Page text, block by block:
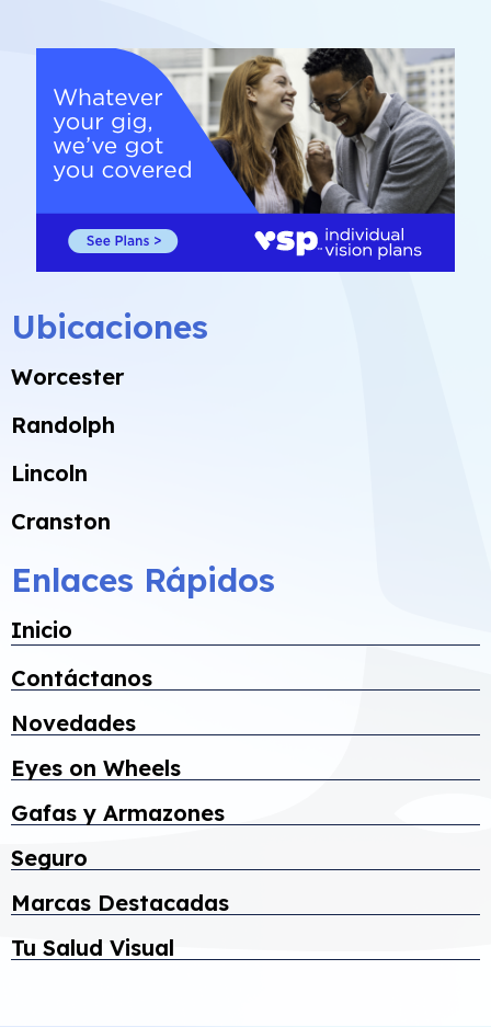
Ubicaciones
Worcester
Randolph
Lincoln
Cranston
Enlaces Rápidos
Inicio
Contáctanos
Novedades
Eyes on Wheels
Gafas y Armazones
Seguro
Marcas Destacadas
Tu Salud Visual